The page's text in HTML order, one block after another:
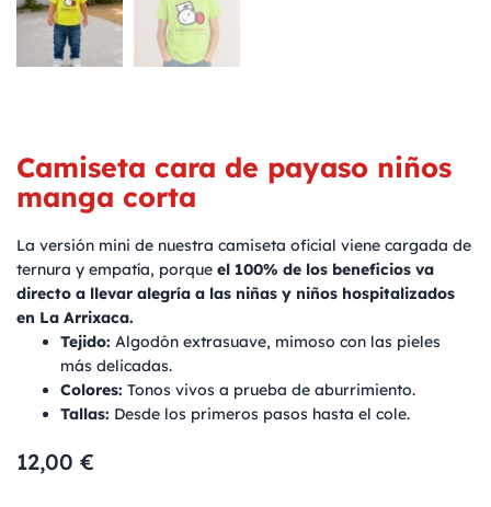
Camiseta cara de payaso niños
manga corta
La versión mini de nuestra camiseta oficial viene cargada de
ternura y empatía, porque el 100% de los beneficios va
directo a llevar alegría a las niñas y niños hospitalizados
en La Arrixaca.
Tejido: Algodón extrasuave, mimoso con las pieles
más delicadas.
Colores: Tonos vivos a prueba de aburrimiento.
Tallas: Desde los primeros pasos hasta el cole.
12,00 €